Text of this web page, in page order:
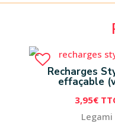
Recharges
effaçable
3,95€
Legami